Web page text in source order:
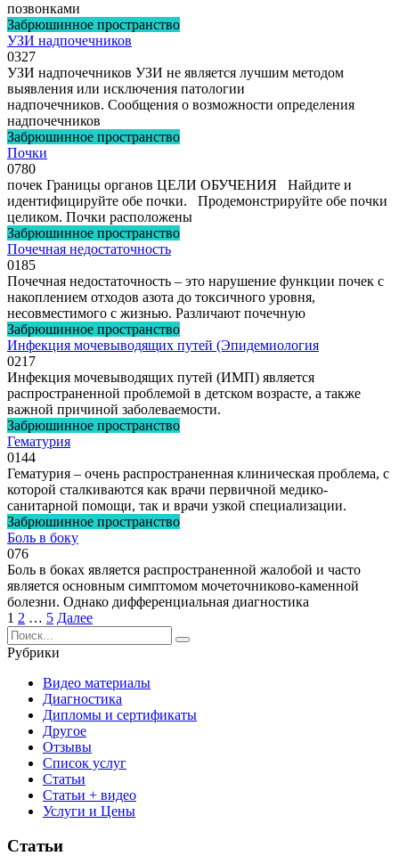
позвонками
Забрюшинное пространство
УЗИ надпочечников
0327
УЗИ надпочечников УЗИ не является лучшим методом
выявления или исключения патологии
надпочечников. Сообщения о возможности определения
надпочечников
Забрюшинное пространство
Почки
0780
почек Границы органов ЦЕЛИ ОБУЧЕНИЯ Найдите и
идентифицируйте обе почки. Продемонстрируйте обе почки
целиком. Почки расположены
Забрюшинное пространство
Почечная недостаточность
0185
Почечная недостаточность – это нарушение функции почек с
накоплением отходов азота до токсичного уровня,
несовместимого с жизнью. Различают почечную
Забрюшинное пространство
Инфекция мочевыводящих путей (Эпидемиология
0217
Инфекция мочевыводящих путей (ИМП) является
распространенной проблемой в детском возрасте, а также
важной причиной заболеваемости.
Забрюшинное пространство
Гематурия
0144
Гематурия – очень распространенная клиническая проблема, с
которой сталкиваются как врачи первичной медико-
санитарной помощи, так и врачи узкой специализации.
Забрюшинное пространство
Боль в боку
076
Боль в боках является распространенной жалобой и часто
является основным симптомом мочеточниково-каменной
болезни. Однако дифференциальная диагностика
Навигация
по
записям
1 2 … 5 Далее
Search
for:
Рубрики
Видео материалы
Диагностика
Дипломы и сертификаты
Другое
Отзывы
Список услуг
Статьи
Статьи + видео
Услуги и Цены
Статьи